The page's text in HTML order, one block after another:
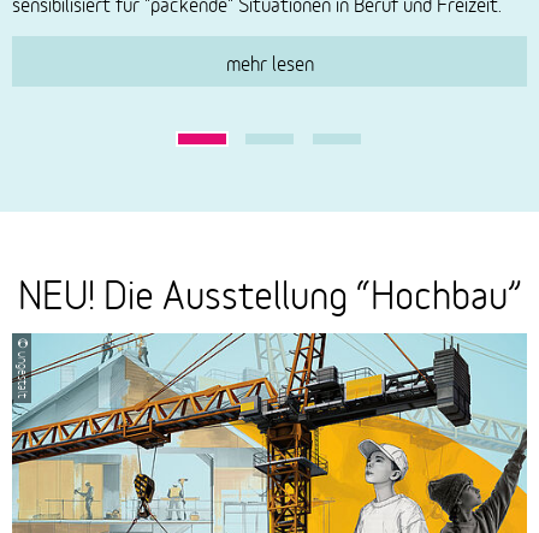
mehr lesen
Das
ist
die
neue
Ausstellung
NEU! Die Ausstellung “Hochbau”
© ungestalt